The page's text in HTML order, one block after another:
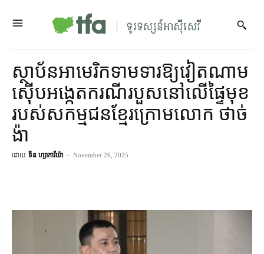
ស្ថាប័ន​អាមេរិក​ទាមទារ​ឱ្យ​​វៀតណាម​
ស៊ើបអង្កេត​ករណី​របួស​នៅ​លើ​ផ្ទៃមុខ​
របស់​សកម្មជន​ខ្មែរក្រោម​លោក ថាច់
ង៉ា
ដោយ ទីន ហ្សាការីយ៉ា - November 26, 2025